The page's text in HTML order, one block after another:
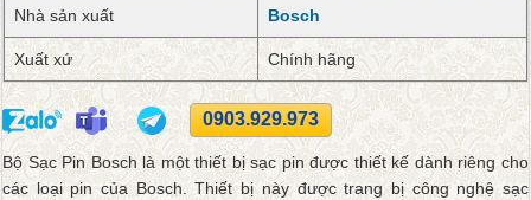
Nhà sản xuất Bosch
Xuất xứ Chính hãng
0903.929.973
Bộ Sạc Pin Bosch là một thiết bị sạc pin được thiết kế dành riêng cho
các loại pin của Bosch. Thiết bị này được trang bị công nghệ sạc